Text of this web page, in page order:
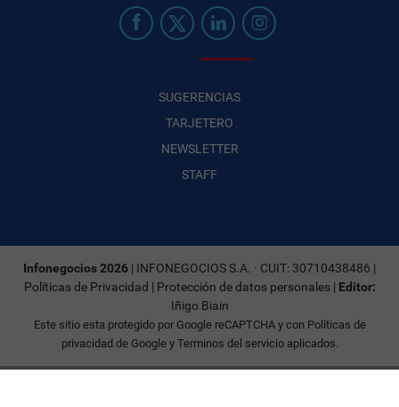
SUGERENCIAS
TARJETERO
NEWSLETTER
STAFF
Infonegocios 2026 | INFONEGOCIOS S.A. · CUIT: 30710438486 |
Políticas de Privacidad | Protección de datos personales| Editor:
Iñigo Biain
Este sitio esta protegido por Google reCAPTCHA y con Políticas de
privacidad de Googley Terminos del servicioaplicados.